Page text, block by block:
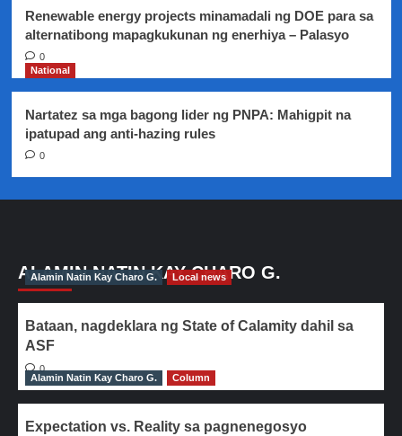
Renewable energy projects minamadali ng DOE para sa
alternatibong mapagkukunan ng enerhiya – Palasyo
0
National
Nartatez sa mga bagong lider ng PNPA: Mahigpit na
ipatupad ang anti-hazing rules
0
ALAMIN NATIN KAY CHARO G.
Alamin Natin Kay Charo G. Local news
Bataan, nagdeklara ng State of Calamity dahil sa
ASF
0
Alamin Natin Kay Charo G.
Column
Expectation vs. Reality sa pagnenegosyo